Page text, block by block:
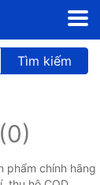
Tìm kiếm
(0)
phẩm chính hãng